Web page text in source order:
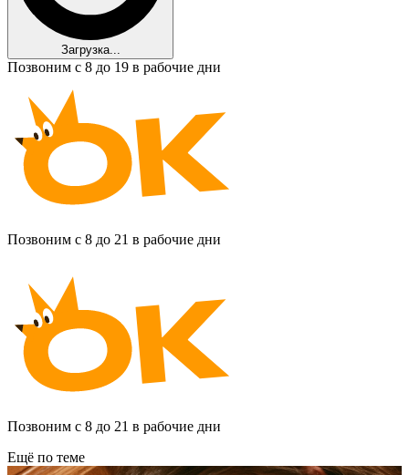
Загрузка...
Позвоним с 8 до 19 в рабочие дни
Позвоним с 8 до 21 в рабочие дни
Позвоним с 8 до 21 в рабочие дни
Ещё по теме